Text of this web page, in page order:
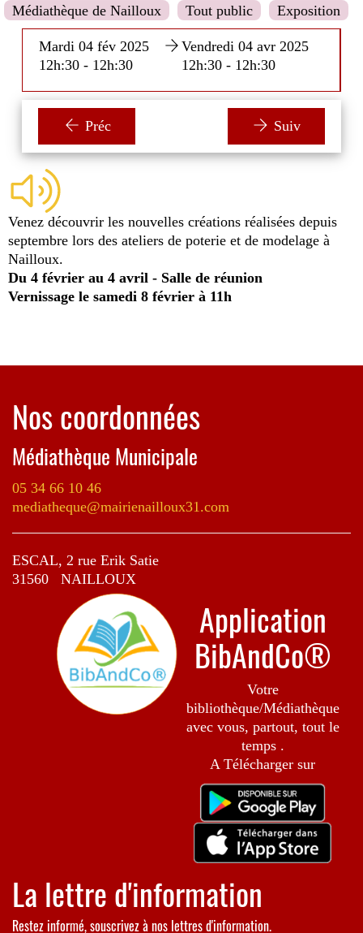
Médiathèque de Nailloux Tout public Exposition
Mardi 04 fév 2025
12h:30 - 12h:30
Vendredi 04 avr 2025
12h:30 - 12h:30
Préc Suiv
Venez découvrir les nouvelles créations réalisées depuis
septembre lors des ateliers de poterie et de modelage à
Nailloux.
Du 4 février au 4 avril - Salle de réunion
Vernissage le samedi 8 février à 11h
Nos coordonnées
Médiathèque Municipale
05 34 66 10 46
mediatheque@mairienailloux31.com
ESCAL, 2 rue Erik Satie
31560 NAILLOUX
Application
BibAndCo®
Votre
bibliothèque/Médiathèque
avec vous, partout, tout le
temps .
A Télécharger sur
La lettre d'information
Restez informé, souscrivez à nos lettres d'information.